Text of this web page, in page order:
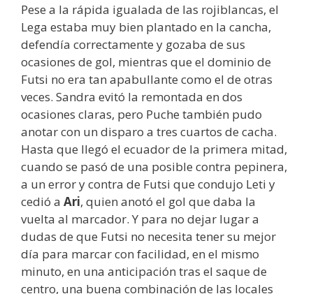
Pese a la rápida igualada de las rojiblancas, el
Lega estaba muy bien plantado en la cancha,
defendía correctamente y gozaba de sus
ocasiones de gol, mientras que el dominio de
Futsi no era tan apabullante como el de otras
veces. Sandra evitó la remontada en dos
ocasiones claras, pero Puche también pudo
anotar con un disparo a tres cuartos de cacha.
Hasta que llegó el ecuador de la primera mitad,
cuando se pasó de una posible contra pepinera,
a un error y contra de Futsi que condujo Leti y
cedió a Ari, quien anotó el gol que daba la
vuelta al marcador. Y para no dejar lugar a
dudas de que Futsi no necesita tener su mejor
día para marcar con facilidad, en el mismo
minuto, en una anticipación tras el saque de
centro, una buena combinación de las locales